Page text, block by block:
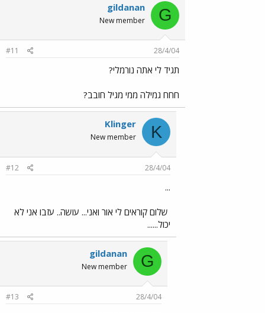
G
gildanan
New member
28/4/04
#11
תגיד לי אתה נורמלי?
חחח גמילה ממי מגיל חובב?
K
Klinger
New member
28/4/04
#12
...
שלום קוראים לי אור ואני... עושה.. עזבו אני לא
יכול......
G
gildanan
New member
28/4/04
#13